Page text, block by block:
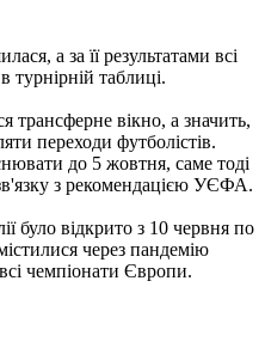
а за її результатами всі
турнірній таблиці.
трансферне вікно, а значить,
переходи футболістів.
до 5 жовтня, саме тоді
з рекомендацією УЄФА.
було відкрито з 10 червня по
через пандемію
чемпіонати Європи.